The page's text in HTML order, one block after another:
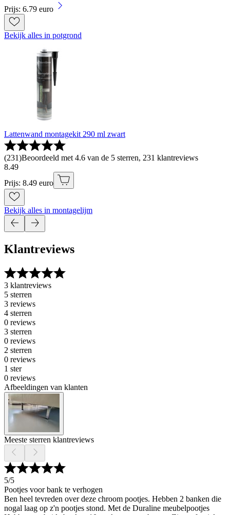
Prijs: 6.79 euro
Bekijk alles in potgrond
Lattenwand montagekit 290 ml zwart
(231)Beoordeeld met 4.6 van de 5 sterren, 231 klantreviews
8.49
Prijs: 8.49 euro
Bekijk alles in montagelijm
Klantreviews
3 klantreviews
5 sterren
3 reviews
4 sterren
0 reviews
3 sterren
0 reviews
2 sterren
0 reviews
1 ster
0 reviews
Afbeeldingen van klanten
Meeste sterren klantreviews
5/5
Pootjes voor bank te verhogen
Ben heel tevreden over deze chroom pootjes. Hebben 2 banken die
nogal laag op z'n pootjes stond. Met de Duraline meubelpootjes